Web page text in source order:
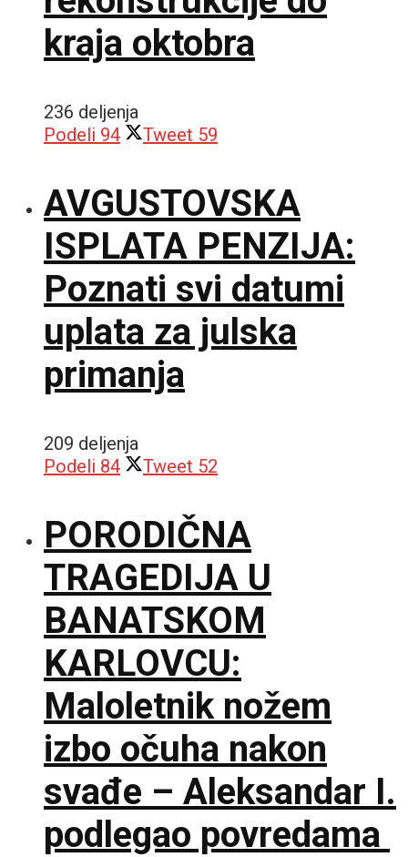
kraja oktobra
236 deljenja
Podeli 94 Tweet 59
AVGUSTOVSKA
ISPLATA PENZIJA:
Poznati svi datumi
uplata za julska
primanja
209 deljenja
Podeli 84 Tweet 52
PORODIČNA
TRAGEDIJA U
BANATSKOM
KARLOVCU:
Maloletnik nožem
izbo očuha nakon
svađe – Aleksandar I.
podlegao povredama